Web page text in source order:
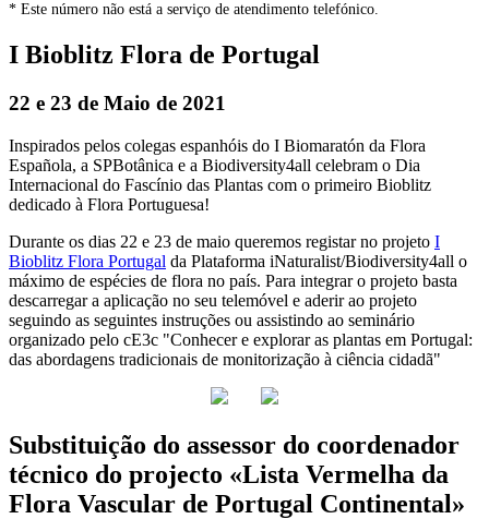
* Este número não está a serviço de atendimento telefónico.
I Bioblitz Flora de Portugal
22 e 23 de Maio de 2021
Inspirados pelos colegas espanhóis do I Biomaratón da Flora
Española, a SPBotânica e a Biodiversity4all celebram o Dia
Internacional do Fascínio das Plantas com o primeiro Bioblitz
dedicado à Flora Portuguesa!
Durante os dias 22 e 23 de maio queremos registar no projeto I
Bioblitz Flora Portugal da Plataforma iNaturalist/Biodiversity4all o
máximo de espécies de flora no país. Para integrar o projeto basta
descarregar a aplicação no seu telemóvel e aderir ao projeto
seguindo as seguintes instruções ou assistindo ao seminário
organizado pelo cE3c "Conhecer e explorar as plantas em Portugal:
das abordagens tradicionais de monitorização à ciência cidadã"
Substituição do assessor do coordenador
técnico do projecto «Lista Vermelha da
Flora Vascular de Portugal Continental»